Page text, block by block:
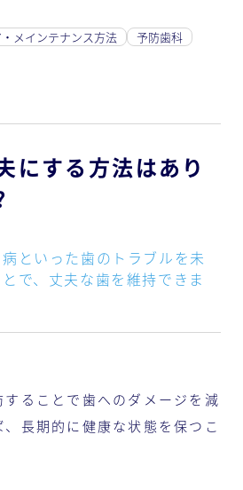
メインテナンス方法
予防歯科
にする方法はあり
といった歯のトラブルを未
で、丈夫な歯を維持できま
ることで歯へのダメージを減
長期的に健康な状態を保つこ